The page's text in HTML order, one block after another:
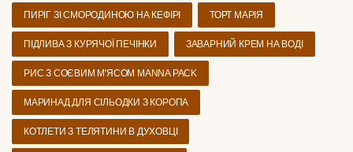
ПИРІГ ЗІ СМОРОДИНОЮ НА КЕФІРІ ТОРТ МАРІЯ
ПІДЛИВА З КУРЯЧОЇ ПЕЧІНКИ ЗАВАРНИЙ КРЕМ НА ВОДІ
РИС З СОЄВИМ М'ЯСОМ MANNA PACK
МАРИНАД ДЛЯ СІЛЬОДКИ З КОРОПА
КОТЛЕТИ З ТЕЛЯТИНИ В ДУХОВЦІ